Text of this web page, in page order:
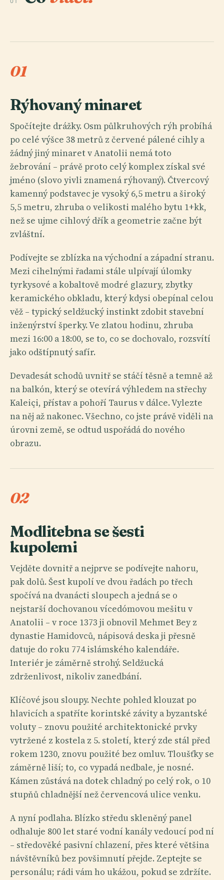
01
Rýhovaný minaret
Spočítejte drážky. Osm půlkruhových rýh probíhá
po celé výšce 38 metrů z červené pálené cihly a
žádný jiný minaret v Anatolii nemá toto
žebrování – právě proto celý komplex získal své
jméno (slovo yivli znamená rýhovaný). Čtvercový
kamenný podstavec je vysoký 6,5 metru a široký
5,5 metru, zhruba o velikosti malého bytu 1+kk,
než se ujme cihlový dřík a geometrie začne být
zvláštní.
Podívejte se zblízka na východní a západní stranu.
Mezi cihelnými řadami stále ulpívají úlomky
tyrkysové a kobaltově modré glazury, zbytky
keramického obkladu, který kdysi obepínal celou
věž – typický seldžucký instinkt zdobit stavební
inženýrství šperky. Ve zlatou hodinu, zhruba
mezi 16:00 a 18:00, se to, co se dochovalo, rozsvítí
jako odštípnutý safír.
Devadesát schodů uvnitř se stáčí těsně a temně až
na balkón, který se otevírá výhledem na střechy
Kaleiçi, přístav a pohoří Taurus v dálce. Vylezte
na něj až nakonec. Všechno, co jste právě viděli na
úrovni země, se odtud uspořádá do nového
obrazu.
02
Modlitebna se šesti
kupolemi
Vejděte dovnitř a nejprve se podívejte nahoru,
pak dolů. Šest kupolí ve dvou řadách po třech
spočívá na dvanácti sloupech a jedná se o
nejstarší dochovanou vícedómovou mešitu v
Anatolii – v roce 1373 ji obnovil Mehmet Bey z
dynastie Hamidovců, nápisová deska ji přesně
datuje do roku 774 islámského kalendáře.
Interiér je záměrně strohý. Seldžucká
zdrženlivost, nikoliv zanedbání.
Klíčové jsou sloupy. Nechte pohled klouzat po
hlavicích a spatříte korintské závity a byzantské
voluty – znovu použité architektonické prvky
vytržené z kostela z 5. století, který zde stál před
rokem 1230, znovu použité bez omluv. Tloušťky se
záměrně liší; to, co vypadá nedbale, je nosné.
Kámen zůstává na dotek chladný po celý rok, o 10
stupňů chladnější než červencová ulice venku.
A nyní podlaha. Blízko středu skleněný panel
odhaluje 800 let staré vodní kanály vedoucí pod ní
– středověké pasivní chlazení, přes které většina
návštěvníků bez povšimnutí přejde. Zeptejte se
personálu; rádi vám ho ukážou, pokud se zdržíte.